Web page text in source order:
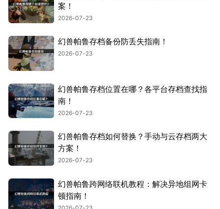
案！
2026-07-23
幻兽帕鲁存档备份防丢失指南！
2026-07-23
幻兽帕鲁存档位置在哪？各平台存档查找指
南！
2026-07-23
幻兽帕鲁存档如何替换？手动与云存档两大
方案！
2026-07-23
幻兽帕鲁跨网络联机教程：解决异地组网卡
顿指南！